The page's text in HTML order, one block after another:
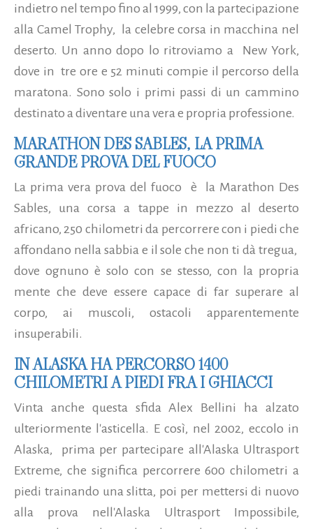
indietro nel tempo fino al 1999, con la partecipazione
alla Camel Trophy, la celebre corsa in macchina nel
deserto. Un anno dopo lo ritroviamo a New York,
dove in tre ore e 52 minuti compie il percorso della
maratona. Sono solo i primi passi di un cammino
destinato a diventare una vera e propria professione.
MARATHON DES SABLES, LA PRIMA
GRANDE PROVA DEL FUOCO
La prima vera prova del fuoco è la Marathon Des
Sables, una corsa a tappe in mezzo al deserto
africano, 250 chilometri da percorrere con i piedi che
affondano nella sabbia e il sole che non ti dà tregua,
dove ognuno è solo con se stesso, con la propria
mente che deve essere capace di far superare al
corpo, ai muscoli, ostacoli apparentemente
insuperabili.
IN ALASKA HA PERCORSO 1400
CHILOMETRI A PIEDI FRA I GHIACCI
Vinta anche questa sfida Alex Bellini ha alzato
ulteriormente l'asticella. E così, nel 2002, eccolo in
Alaska, prima per partecipare all'Alaska Ultrasport
Extreme, che significa percorrere 600 chilometri a
piedi trainando una slitta, poi per mettersi di nuovo
alla prova nell'Alaska Ultrasport Impossibile,